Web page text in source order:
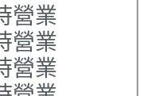
營業
營業
營業